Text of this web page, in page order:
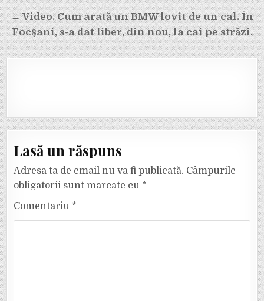
← Video. Cum arată un BMW lovit de un cal. În
Focșani, s-a dat liber, din nou, la cai pe străzi.
Lasă un răspuns
Adresa ta de email nu va fi publicată. Câmpurile
obligatorii sunt marcate cu *
Comentariu *